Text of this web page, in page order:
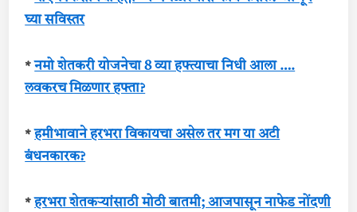
घ्या सविस्तर
* नमो शेतकरी योजनेचा 8 व्या हफ्त्याचा निधी आला ….
लवकरच मिळणार हफ्ता?
*हमीभावाने हरभरा विकायचा असेल तर मग या अटी
बंधनकारक?
*हरभरा शेतकऱ्यांसाठी मोठी बातमी; आजपासून नाफेड नोंदणी